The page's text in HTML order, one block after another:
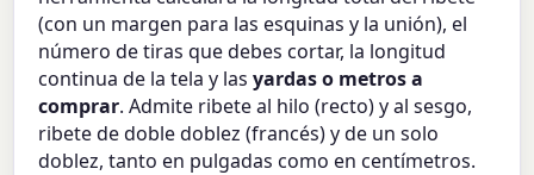
(con un margen para las esquinas y la unión), el
número de tiras que debes cortar, la longitud
continua de la tela y lasyardas o metros a
comprar. Admite ribete al hilo (recto) y al sesgo,
ribete de doble doblez (francés) y de un solo
doblez, tanto en pulgadas como en centímetros.